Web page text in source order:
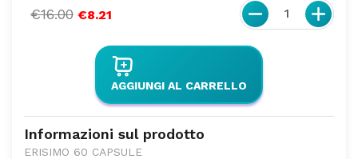
€16.00 €8.21 1
AGGIUNGI AL CARRELLO
Informazioni sul prodotto
ERISIMO 60 CAPSULE